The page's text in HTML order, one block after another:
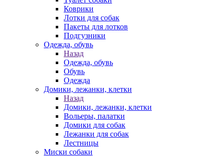
Коврики
Лотки для собак
Пакеты для лотков
Подгузники
Одежда, обувь
Назад
Одежда, обувь
Обувь
Одежда
Домики, лежанки, клетки
Назад
Домики, лежанки, клетки
Вольеры, палатки
Домики для собак
Лежанки для собак
Лестницы
Миски собаки